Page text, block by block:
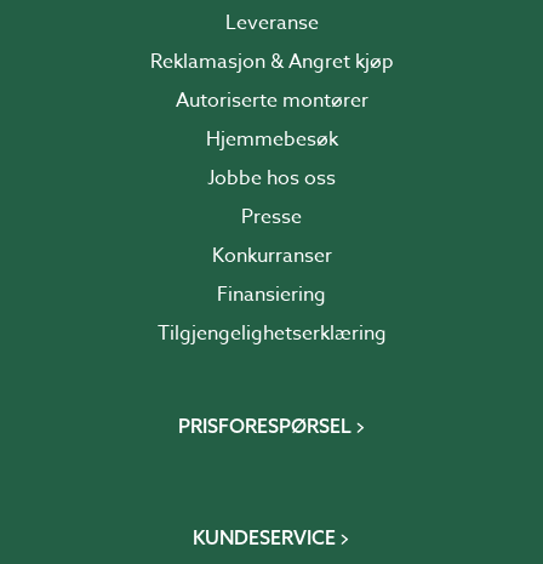
Leveranse
Reklamasjon & Angret kjøp
Autoriserte montører
Hjemmebesøk
Jobbe hos oss
Presse
Konkurranser
Finansiering
Tilgjengelighetserklæring
PRISFORESPØRSEL
KUNDESERVICE